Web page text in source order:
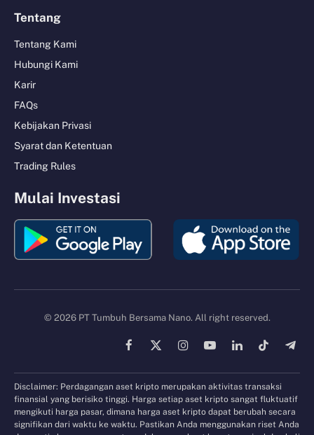
Tentang
Tentang Kami
Hubungi Kami
Karir
FAQs
Kebijakan Privasi
Syarat dan Ketentuan
Trading Rules
Mulai Investasi
© 2026 PT Tumbuh Bersama Nano. All right reserved.
Facebook
X
InstagramYouTubeLinkedInTikTok
Disclaimer: Perdagangan aset kripto merupakan aktivitas transaksi
finansial yang berisiko tinggi. Harga setiap aset kripto sangat fluktuatif
mengikuti harga pasar, dimana harga aset kripto dapat berubah secara
signifikan dari waktu ke waktu. Pastikan Anda menggunakan riset Anda